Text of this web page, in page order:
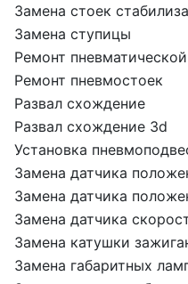
Замена стоек
Замена ступицы
Ремонт
Ремонт пневмостоек
Развал схождение
Развал схождение 3d
Установка
Замена датчика
Замена датчика
Замена датчика
Замена катушки
Замена габаритных